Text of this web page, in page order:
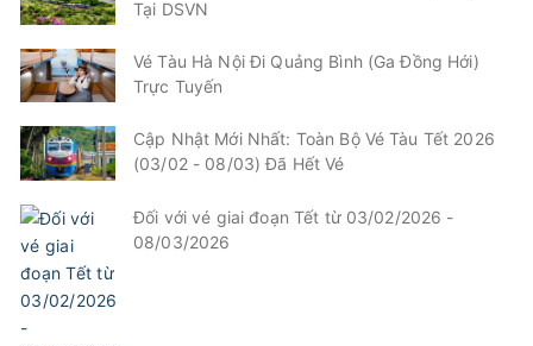
Tại DSVN
Vé Tàu Hà Nội Đi Quảng Bình (Ga Đồng Hới)
Trực Tuyến
Cập Nhật Mới Nhất: Toàn Bộ Vé Tàu Tết 2026
(03/02 - 08/03) Đã Hết Vé
Đối với vé giai đoạn Tết từ 03/02/2026 -
08/03/2026